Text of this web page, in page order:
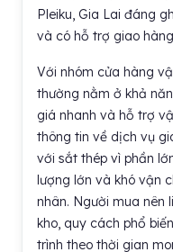
Pleiku, Gia Lai đáng
và có hỗ trợ giao
Với nhóm cửa hàng
thường nằm ở khả
giá nhanh và hỗ trợ
thông tin về dịch vụ
với sắt thép vì phần
lượng lớn và khó vận
nhân. Người mua nên
kho, quy cách phổ
trình theo thời gian